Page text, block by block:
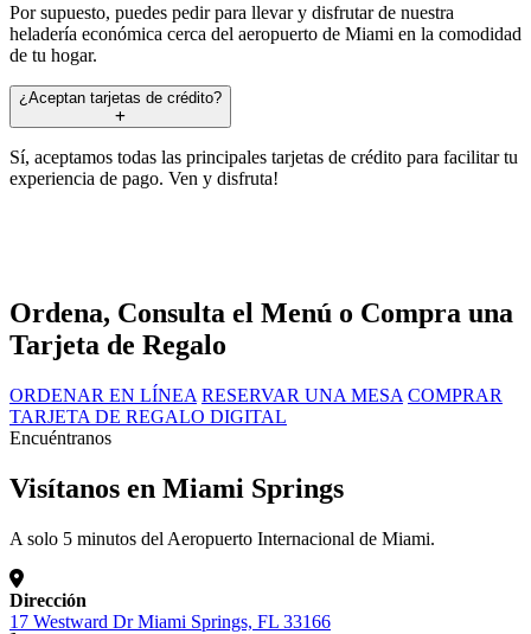
Por supuesto, puedes pedir para llevar y disfrutar de nuestra
heladería económica cerca del aeropuerto de Miami en la comodidad
de tu hogar.
¿Aceptan tarjetas de crédito?
Sí, aceptamos todas las principales tarjetas de crédito para facilitar tu
experiencia de pago. Ven y disfruta!
Ordena, Consulta el Menú o Compra una
Tarjeta de Regalo
ORDENAR EN LÍNEA RESERVAR UNA MESA COMPRAR
TARJETA DE REGALO DIGITAL
Encuéntranos
Visítanos en Miami Springs
A solo 5 minutos del Aeropuerto Internacional de Miami.
Dirección
17 Westward Dr Miami Springs, FL 33166